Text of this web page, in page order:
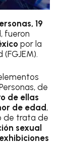
19
fueron
por la
de
de ellas
de edad ,
de trata de
sexual
exhibiciones